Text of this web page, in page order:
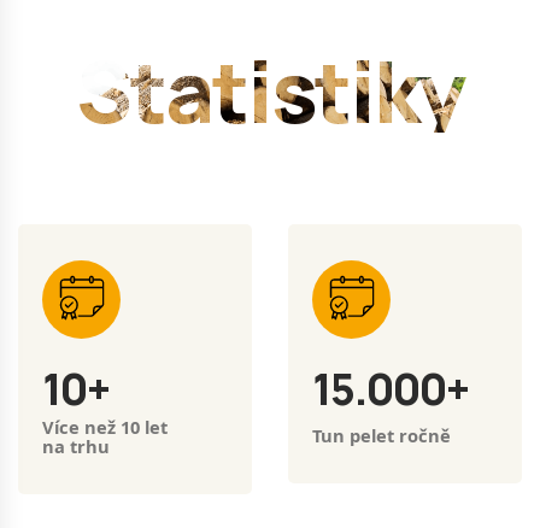
Statistiky
10+
Více než 10 let
na trhu
15.000+
Tun pelet ročně